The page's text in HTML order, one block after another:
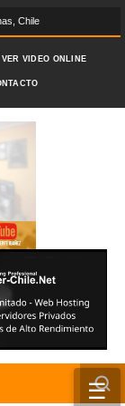
Chile
VER VIDEO ONLINE
☰